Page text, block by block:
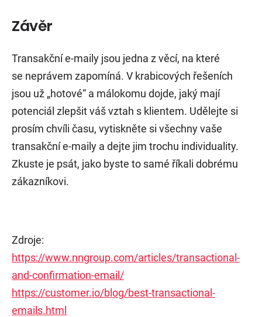
Závěr
Transakční e-maily jsou jedna z věcí, na které
se neprávem zapomíná. V krabicových řešeních
jsou už „hotové“ a málokomu dojde, jaký mají
potenciál zlepšit váš vztah s klientem. Udělejte si
prosím chvíli času, vytiskněte si všechny vaše
transakční e-maily a dejte jim trochu individuality.
Zkuste je psát, jako byste to samé říkali dobrému
zákazníkovi.
Zdroje:
https://www.nngroup.com/articles/transactional-
and-confirmation-email/
https://customer.io/blog/best-transactional-
emails.html